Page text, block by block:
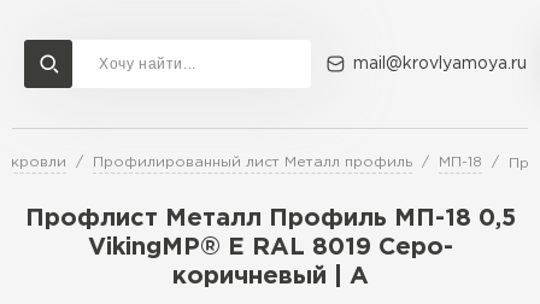
mail@krovlyamoya.ru
кровли Профилированный лист Металл профиль МП-18
Профлист Металл Профиль МП-18 0,5
VikingMP® E RAL 8019 Серо-
коричневый | A
Сервисы расчета
Расчет штакетника для забора
Расчет водостока
Расчет софитов для кровли
Доставка Контакты